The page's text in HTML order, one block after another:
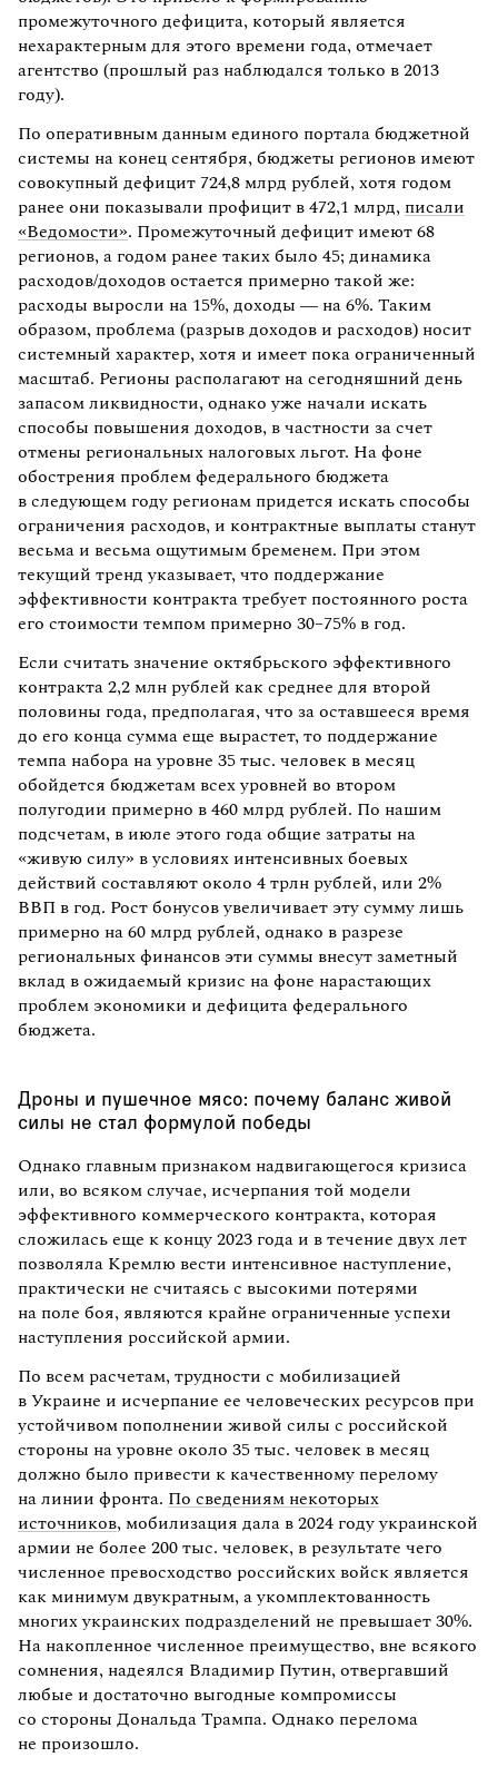
промежуточного дефицита, который является
нехарактерным для этого времени года, отмечает
агентство (прошлый раз наблюдался только в 2013
году).
По оперативным данным единого портала бюджетной
системы на конец сентября, бюджеты регионов имеют
совокупный дефицит 724,8 млрд рублей, хотя годом
ранее они показывали профицит в 472,1 млрд, писали
«Ведомости». Промежуточный дефицит имеют 68
регионов, а годом ранее таких было 45; динамика
расходов/доходов остается примерно такой же:
расходы выросли на 15%, доходы — на 6%. Таким
образом, проблема (разрыв доходов и расходов) носит
системный характер, хотя и имеет пока ограниченный
масштаб. Регионы располагают на сегодняшний день
запасом ликвидности, однако уже начали искать
способы повышения доходов, в частности за счет
отмены региональных налоговых льгот. На фоне
обострения проблем федерального бюджета
в следующем году регионам придется искать способы
ограничения расходов, и контрактные выплаты станут
весьма и весьма ощутимым бременем. При этом
текущий тренд указывает, что поддержание
эффективности контракта требует постоянного роста
его стоимости темпом примерно 30–75% в год.
Если считать значение октябрьского эффективного
контракта 2,2 млн рублей как среднее для второй
половины года, предполагая, что за оставшееся время
до его конца сумма еще вырастет, то поддержание
темпа набора на уровне 35 тыс. человек в месяц
обойдется бюджетам всех уровней во втором
полугодии примерно в 460 млрд рублей. По нашим
подсчетам, в июле этого года общие затраты на
«живую силу» в условиях интенсивных боевых
действий составляют около 4 трлн рублей, или 2%
ВВП в год. Рост бонусов увеличивает эту сумму лишь
примерно на 60 млрд рублей, однако в разрезе
региональных финансов эти суммы внесут заметный
вклад в ожидаемый кризис на фоне нарастающих
проблем экономики и дефицита федерального
бюджета.
Дроны и пушечное мясо: почему баланс живой
силы не стал формулой победы
Однако главным признаком надвигающегося кризиса
или, во всяком случае, исчерпания той модели
эффективного коммерческого контракта, которая
сложилась еще к концу 2023 года и в течение двух лет
позволяла Кремлю вести интенсивное наступление,
практически не считаясь с высокими потерями
на поле боя, являются крайне ограниченные успехи
наступления российской армии.
По всем расчетам, трудности с мобилизацией
в Украине и исчерпание ее человеческих ресурсов при
устойчивом пополнении живой силы с российской
стороны на уровне около 35 тыс. человек в месяц
должно было привести к качественному перелому
на линии фронта. По сведениям некоторых
источников, мобилизация дала в 2024 году украинской
армии не более 200 тыс. человек, в результате чего
численное превосходство российских войск является
как минимум двукратным, а укомплектованность
многих украинских подразделений не превышает 30%.
На накопленное численное преимущество, вне всякого
сомнения, надеялся Владимир Путин, отвергавший
любые и достаточно выгодные компромиссы
со стороны Дональда Трампа. Однако перелома
не произошло.